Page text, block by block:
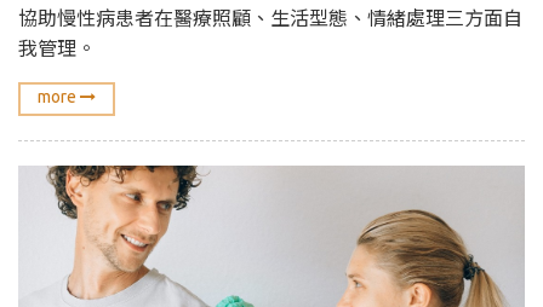
協助慢性病患者在醫療照顧、生活型態、情緒處理三方面自
我管理。
more